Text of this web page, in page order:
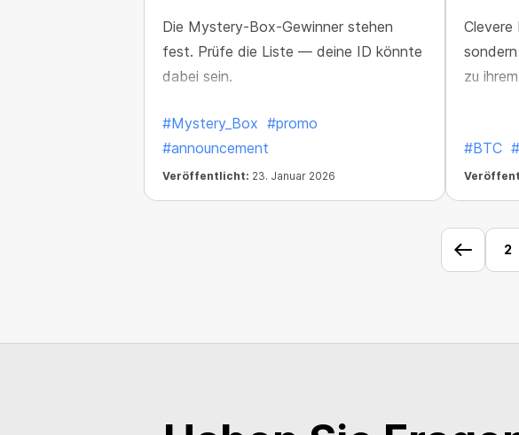
Die Mystery-Box-Gewinner stehen
fest. Prüfe die Liste — deine ID könnte
dabei sein.
#Mystery_Box #promo
#announcement
Veröffentlicht: 23. Januar 2026
Clevere
zu
#BTC
2